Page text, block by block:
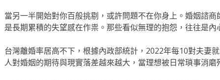
當另一半開始對你百般挑剔，或許問題不在你身上。婚姻諮
是長期累積的失望感在作祟。那些看似無理的抱怨，往往是
台灣離婚率居高不下，根據內政部統計，2022年每10對夫妻
人對婚姻的期待與現實落差越來越大，當理想被日常瑣事消